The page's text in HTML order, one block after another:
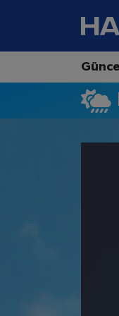
Güncel
Aydın
Aydın Hava